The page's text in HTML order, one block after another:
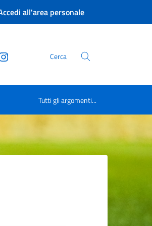
all'area personale
Cerca
Tutti gli argomenti...